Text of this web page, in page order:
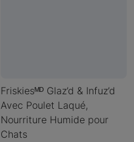
Friskiesᴹᴰ Glaz’d & Infuz’d
Avec Poulet Laqué,
Nourriture Humide pour
Chats